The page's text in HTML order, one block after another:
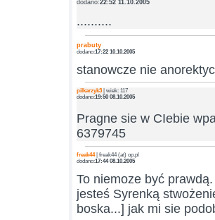
dodano:22:52 11.10.2005
..........
prabuty
dodano:17:22 10.10.2005
stanowcze nie
pilkarzyk3 | wiek: 117
dodano:19:50 08.10.2005
Pragne sie w CIebie
6379745
freak44| freak44 (at) op.pl
dodano:17:44 08.10.2005
To niemoze być
jesteś Syrenką
boska...] jak mi sie